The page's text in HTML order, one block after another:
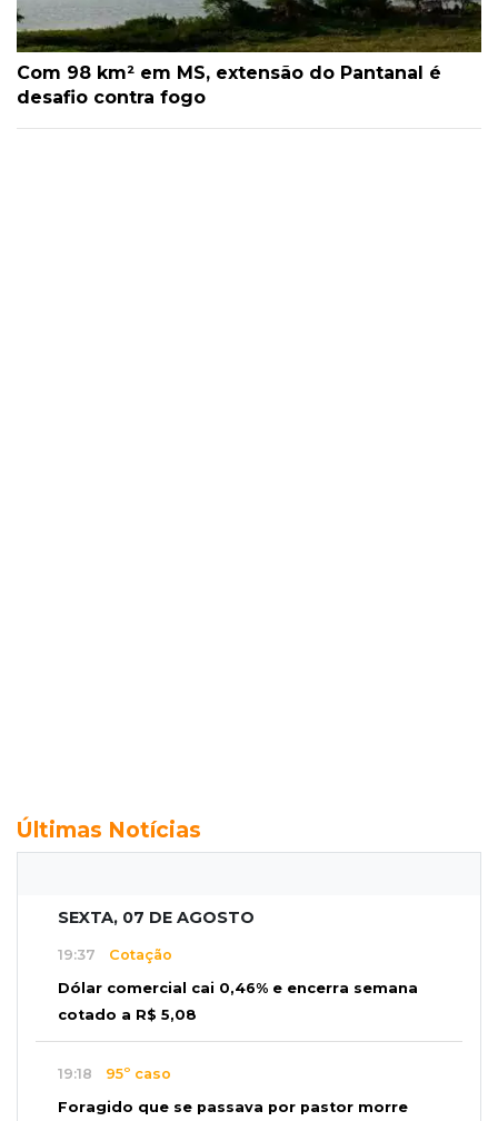
Com 98 km² em MS, extensão do Pantanal é
desafio contra fogo
Últimas Notícias
SEXTA, 07 DE AGOSTO
19:37 Cotação
Dólar comercial cai 0,46% e encerra semana
cotado a R$ 5,08
19:18 95º caso
Foragido que se passava por pastor morre